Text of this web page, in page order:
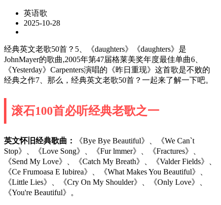
英语歌
2025-10-28
经典英文老歌50首？5、《daughters》《daughters》是
JohnMayer的歌曲,2005年第47届格莱美奖年度最佳单曲6、
《Yesterday》Carpenters演唱的《昨日重现》这首歌是不败的
经典之作7、那么，经典英文老歌50首？一起来了解一下吧。
滚石100首必听经典老歌之一
英文怀旧经典歌曲：
《Bye Bye Beautiful》、《We Can`t
Stop》、《Love Song》、《Fur lmmer》、《Fractures》、
《Send My Love》、《Catch My Breath》、《Valder Fields》、
《Ce Frumoasa E Iubirea》、《What Makes You Beautiful》、
《Little Lies》、《Cry On My Shoulder》、《Only Love》、
《You're Beautiful》。